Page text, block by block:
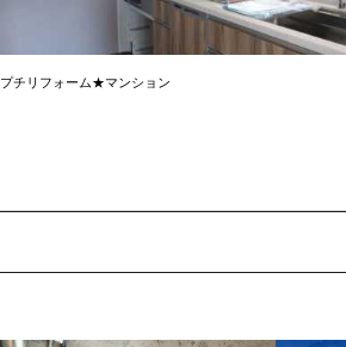
プチリフォーム★マンション